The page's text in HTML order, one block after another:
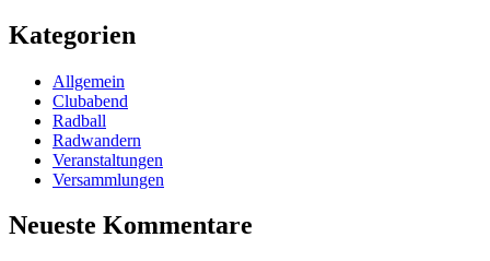
Kategorien
Allgemein
Clubabend
Radball
Radwandern
Veranstaltungen
Versammlungen
Neueste Kommentare